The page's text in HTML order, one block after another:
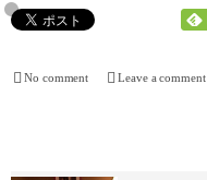
No comment Leave a comment